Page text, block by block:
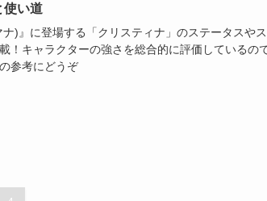
使い道
ナ)』に登場する「クリスティナ」のステータスや
！キャラクターの強さを総合的に評価しているので
参考にどうぞ